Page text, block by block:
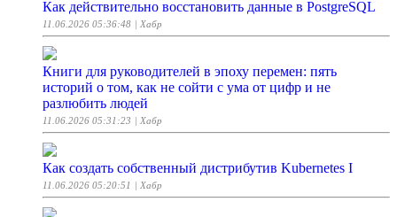
Как действительно восстановить данные в PostgreSQL
11.06.2026 05:36:48 | Хабр
Книги для руководителей в эпоху перемен: пять
историй о том, как не сойти с ума от цифр и не
разлюбить людей
11.06.2026 05:31:23 | Хабр
Как создать собственный дистрибутив Kubernetes I
11.06.2026 05:20:51 | Хабр